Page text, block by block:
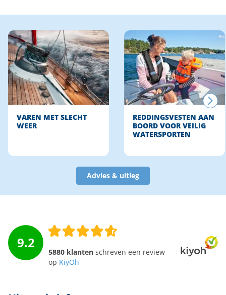
VAREN MET SLECHT
WEER
REDDINGSVESTEN AAN
BOORD VOOR VEILIG
WATERSPORTEN
Advies & uitleg
9.2
5880 klanten schreven een review
op KiyOh